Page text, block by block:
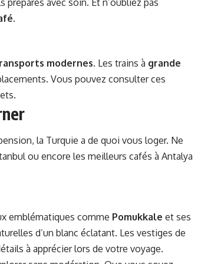
.
modernes. Les trains à grande
Vous pouvez consulterces
la Turquie a de quoi vous loger. Ne
ou encore les meilleurs cafés à Antalya
emblématiques comme Pomukkale et ses
d’un blanc éclatant. Les vestiges de
à apprécier lors de votre voyage.